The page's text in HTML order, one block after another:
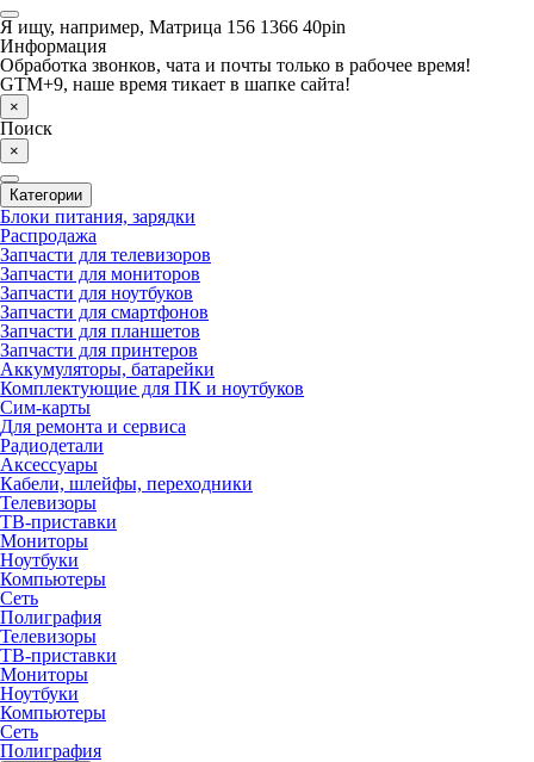
Я ищу, например, Матрица 156 1366 40pin
Информация
Обработка звонков, чата и почты только в рабочее время!
GTM+9, наше время тикает в шапке сайта!
×
Поиск
×
Категории
Блоки питания, зарядки
Распродажа
Запчасти для телевизоров
Запчасти для мониторов
Запчасти для ноутбуков
Запчасти для смартфонов
Запчасти для планшетов
Запчасти для принтеров
Аккумуляторы, батарейки
Комплектующие для ПК и ноутбуков
Сим-карты
Для ремонта и сервиса
Радиодетали
Аксессуары
Кабели, шлейфы, переходники
Телевизоры
ТВ-приставки
Мониторы
Ноутбуки
Компьютеры
Сеть
Полиграфия
Телевизоры
ТВ-приставки
Мониторы
Ноутбуки
Компьютеры
Сеть
Полиграфия